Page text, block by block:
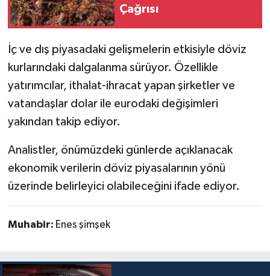
Çağrısı
İç ve dış piyasadaki gelişmelerin etkisiyle döviz
kurlarındaki dalgalanma sürüyor. Özellikle
yatırımcılar, ithalat-ihracat yapan şirketler ve
vatandaşlar dolar ile eurodaki değişimleri
yakından takip ediyor.
Analistler, önümüzdeki günlerde açıklanacak
ekonomik verilerin döviz piyasalarının yönü
üzerinde belirleyici olabileceğini ifade ediyor.
Muhabir: Enes şimşek